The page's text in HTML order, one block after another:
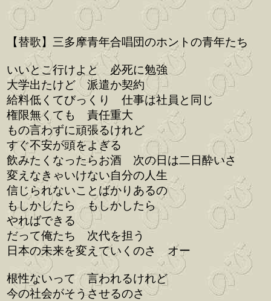
【替歌】三多摩青年合唱団のホントの青年たち
いいとこ行けよと 必死に勉強
大学出たけど 派遣か契約
給料低くてびっくり 仕事は社員と同じ
権限無くても 責任重大
もの言わずに頑張るけれど
すぐ不安が頭をよぎる
飲みたくなったらお酒 次の日は二日酔いさ
変えなきゃいけない自分の人生
信じられないことばかりあるの
もしかしたら もしかしたら
やればできる
だって俺たち 次代を担う
日本の未来を変えていくのさ オー
根性ないって 言われるけれど
今の社会がそうさせるのさ